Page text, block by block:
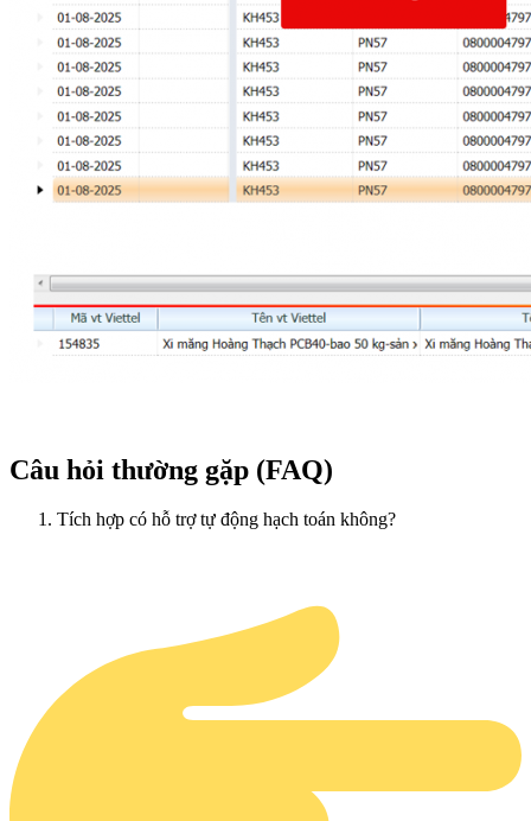
Câu hỏi thường gặp (FAQ)
Tích hợp có hỗ trợ tự động hạch toán không?